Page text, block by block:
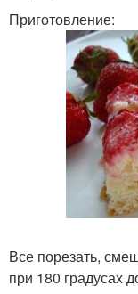
Приготовление:
Все порезать,
при 180 градусах